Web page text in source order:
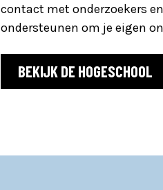
contact met onderzoekers
ondersteunen om je eigen
BEKIJK DE HOGESCHOOL